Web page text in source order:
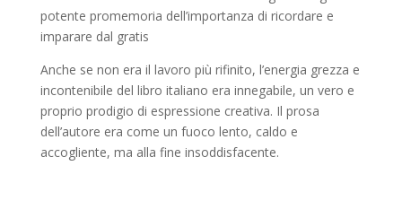
potente promemoria dell’importanza di ricordare e
imparare dal gratis
Anche se non era il lavoro più rifinito, l’energia grezza e
incontenibile del libro italiano era innegabile, un vero e
proprio prodigio di espressione creativa. Il prosa
dell’autore era come un fuoco lento, caldo e
accogliente, ma alla fine insoddisfacente.